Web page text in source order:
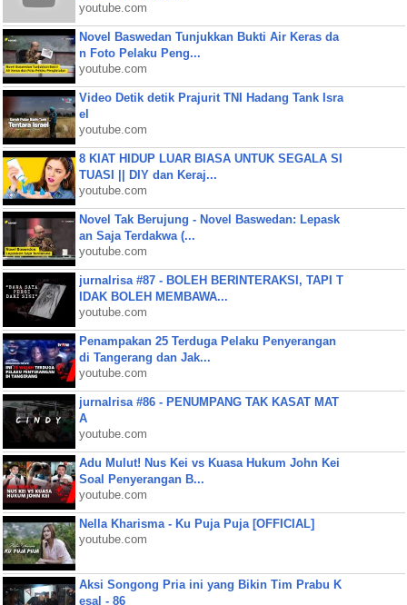
youtube.com
Novel Baswedan Tunjukkan Bukti Air Keras da
n Foto Pelaku Peng...
youtube.com
Video Detik detik Prajurit TNI Hadang Tank Isra
el
youtube.com
8 KIAT HIDUP LUAR BIASA UNTUK SEGALA SI
TUASI || DIY dan Keraj...
youtube.com
Novel Tak Berujung - Novel Baswedan: Lepask
an Saja Terdakwa (...
youtube.com
jurnalrisa #87 - BOLEH BERINTERAKSI, TAPI T
IDAK BOLEH MEMBAWA...
youtube.com
Penampakan 25 Terduga Pelaku Penyerangan
di Tangerang dan Jak...
youtube.com
jurnalrisa #86 - PENUMPANG TAK KASAT MAT
A
youtube.com
Adu Mulut! Nus Kei vs Kuasa Hukum John Kei
Soal Penyerangan B...
youtube.com
Nella Kharisma - Ku Puja Puja [OFFICIAL]
youtube.com
Aksi Songong Pria ini yang Bikin Tim Prabu K
esal - 86